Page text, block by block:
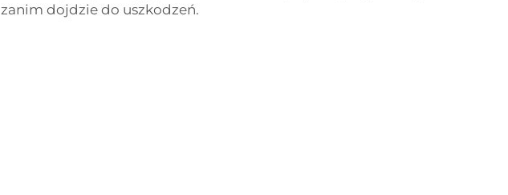
zanim dojdzie do uszkodzeń.